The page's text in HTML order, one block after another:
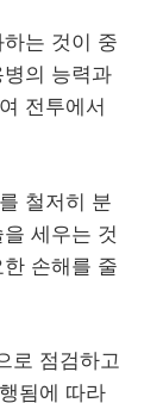
는 것이 중
의 능력과
전투에서
를 철저히 분
세우는 것
손해를 줄
로 점검하고
됨에 따라